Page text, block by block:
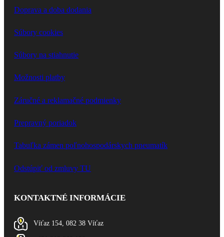
Doprava a doba dodania
Súbory cookies
Súbory na stiahnutie
Možnosti platby
Záručné a reklamačné podmienky
Prepravný poriadok
Tabuľka zámen poľnohospodárskych pneumatík
Odstúpiť od zmluvy TU
KONTAKTNÉ INFORMÁCIE
Víťaz 154, 082 38 Víťaz